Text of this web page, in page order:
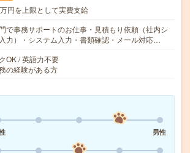
円を上限として実費支給
で事務サポートのお仕事・見積もり依頼（社内シ
力）・システム入力・書類確認・メール対応…
OK / 英語力不要
の経験がある方
男性